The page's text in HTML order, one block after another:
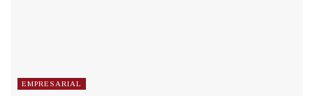
EMPRESARIAL